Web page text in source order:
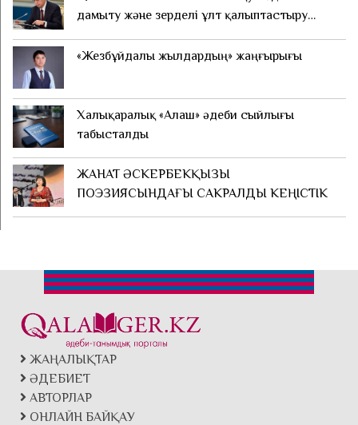
дамыту және зерделі ұлт қалыптастыру
қойды
«Жезбұйдалы жылдардың» жаңғырығы
Халықаралық «Алаш» әдеби сыйлығы
табысталды
ЖАНАТ ӘСКЕРБЕКҚЫЗЫ
ПОЭЗИЯСЫНДАҒЫ САКРАЛДЫ КЕҢІСТІК
ЖАҢАЛЫҚТАР
ӘДЕБИЕТ
АВТОРЛАР
ОНЛАЙН БАЙҚАУ